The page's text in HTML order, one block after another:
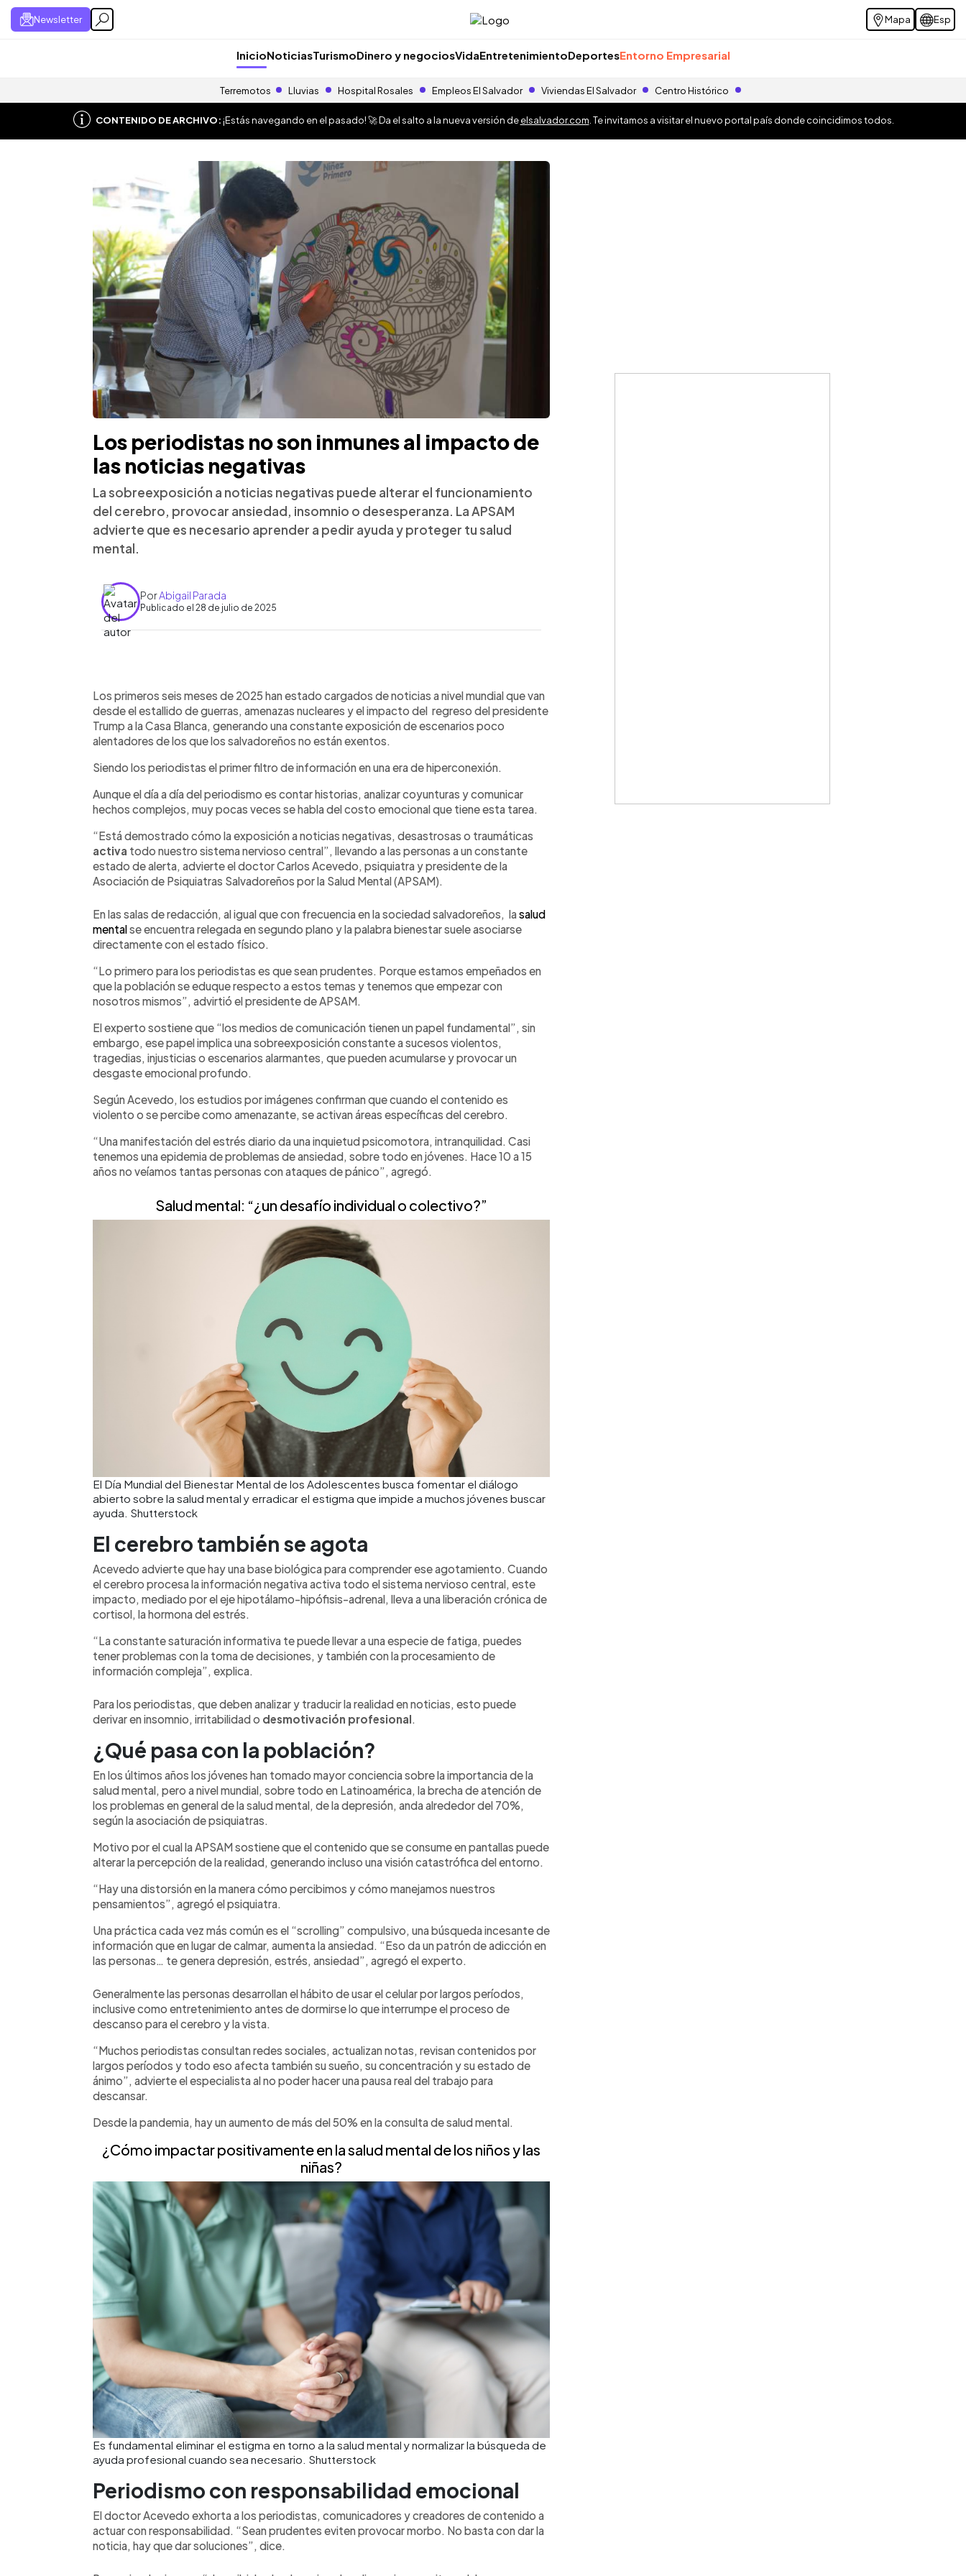
Newsletter Mapa Esp
InicioNoticiasTurismoDinero y negociosVidaEntretenimientoDeportesEntorno Empresarial
Terremotos Lluvias Hospital Rosales Empleos El Salvador Viviendas El Salvador Centro Histórico
CONTENIDO DE ARCHIVO:¡Estás navegando en el pasado! 🚀 Da el salto a la nueva versión deelsalvador.com . Te invitamos a visitar el nuevo portal país donde coincidimos todos.
Los periodistas no son inmunes al impacto de
las noticias negativas
La sobreexposición a noticias negativas puede alterar el funcionamiento
del cerebro, provocar ansiedad, insomnio o desesperanza. La APSAM
advierte que es necesario aprender a pedir ayuda y proteger tu salud
mental.
PorAbigail Parada
Publicado el 28 de julio de 2025
Escuchar artículo
Los primeros seis meses de 2025 han estado cargados de noticias a nivel mundial que van
desde el estallido de guerras, amenazas nucleares y el impacto del regreso del presidente
Trump a la Casa Blanca, generando una constante exposición de escenarios poco
alentadores de los que los salvadoreños no están exentos.
Siendo los periodistas el primer filtro de información en una era de hiperconexión.
Aunque el día a día del periodismo es contar historias, analizar coyunturas y comunicar
hechos complejos, muy pocas veces se habla del costo emocional que tiene esta tarea.
“Está demostrado cómo la exposición a noticias negativas, desastrosas o traumáticas
activa todo nuestro sistema nervioso central”, llevando a las personas a un constante
estado de alerta, advierte el doctor Carlos Acevedo, psiquiatra y presidente de la
Asociación de Psiquiatras Salvadoreños por la Salud Mental (APSAM).
En las salas de redacción, al igual que con frecuencia en la sociedad salvadoreños, lasalud
mentalse encuentra relegada en segundo plano y la palabra bienestar suele asociarse
directamente con el estado físico.
“Lo primero para los periodistas es que sean prudentes. Porque estamos empeñados en
que la población se eduque respecto a estos temas y tenemos que empezar con
nosotros mismos”, advirtió el presidente de APSAM.
El experto sostiene que “los medios de comunicación tienen un papel fundamental”, sin
embargo, ese papel implica una sobreexposición constante a sucesos violentos,
tragedias, injusticias o escenarios alarmantes, que pueden acumularse y provocar un
desgaste emocional profundo.
Según Acevedo, los estudios por imágenes confirman que cuando el contenido es
violento o se percibe como amenazante, se activan áreas específicas del cerebro.
“Una manifestación del estrés diario da una inquietud psicomotora, intranquilidad. Casi
tenemos una epidemia de problemas de ansiedad, sobre todo en jóvenes. Hace 10 a 15
años no veíamos tantas personas con ataques de pánico”, agregó.
Salud mental: “¿un desafío individual o colectivo?”
El Día Mundial del Bienestar Mental de los Adolescentes busca fomentar el diálogo
abierto sobre la salud mental y erradicar el estigma que impide a muchos jóvenes buscar
ayuda. Shutterstock
El cerebro también se agota
Acevedo advierte que hay una base biológica para comprender ese agotamiento. Cuando
el cerebro procesa la información negativa activa todo el sistema nervioso central, este
impacto, mediado por el eje hipotálamo-hipófisis-adrenal, lleva a una liberación crónica de
cortisol, la hormona del estrés.
“La constante saturación informativa te puede llevar a una especie de fatiga, puedes
tener problemas con la toma de decisiones, y también con la procesamiento de
información compleja”, explica.
Para los periodistas, que deben analizar y traducir la realidad en noticias, esto puede
derivar en insomnio, irritabilidad o desmotivación profesional
¿Qué pasa con la población?
En los últimos años los jóvenes han tomado mayor conciencia sobre la importancia de la
salud mental, pero a nivel mundial, sobre todo en Latinoamérica, la brecha de atención de
los problemas en general de la salud mental, de la depresión, anda alrededor del 70%,
según la asociación de psiquiatras.
Motivo por el cual la APSAM sostiene que el contenido que se consume en pantallas puede
alterar la percepción de la realidad, generando incluso una visión catastrófica del entorno.
“Hay una distorsión en la manera cómo percibimos y cómo manejamos nuestros
pensamientos”, agregó el psiquiatra.
Una práctica cada vez más común es el “scrolling” compulsivo, una búsqueda incesante de
información que en lugar de calmar, aumenta la ansiedad. “Eso da un patrón de adicción en
las personas… te genera depresión, estrés, ansiedad”, agregó el experto.
Generalmente las personas desarrollan el hábito de usar el celular por largos períodos,
inclusive como entretenimiento antes de dormirse lo que interrumpe el proceso de
descanso para el cerebro y la vista.
“Muchos periodistas consultan redes sociales, actualizan notas, revisan contenidos por
largos períodos y todo eso afecta también su sueño, su concentración y su estado de
ánimo”, advierte el especialista al no poder hacer una pausa real del trabajo para
descansar.
Desde la pandemia, hay un aumento de más del 50% en la consulta de salud mental.
¿Cómo impactar positivamente en la salud mental de los niños y las
niñas?
Es fundamental eliminar el estigma en torno a la salud mental y normalizar la búsqueda de
ayuda profesional cuando sea necesario. Shutterstock
Periodismo con responsabilidad emocional
El doctor Acevedo exhorta a los periodistas, comunicadores y creadores de contenido a
actuar con responsabilidad. “Sean prudentes eviten provocar morbo. No basta con dar la
noticia, hay que dar soluciones”, dice.